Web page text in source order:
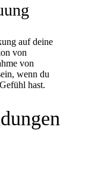
auf deine
von
von
wenn du
hast.